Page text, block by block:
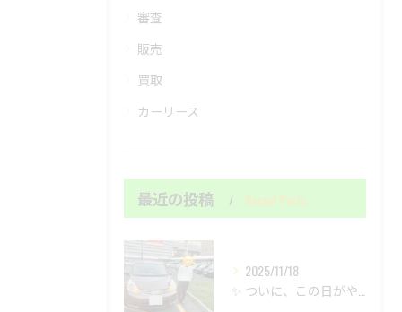
審査
販売
買取
カーリース
最近の投稿 Recent Posts
2025/11/18
✨ ついに、この日がやって来ました！ずっと諦めていた夢の車が...